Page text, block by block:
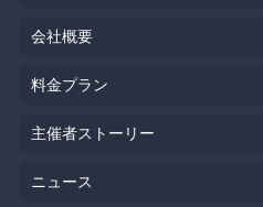
会社概要
料金プラン
主催者ストーリー
ニュース